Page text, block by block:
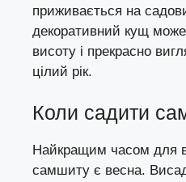
приживається на
декоративний кущ
висоту і прекрасно
цілий рік.
Коли садити
Найкращим часом для
самшиту є весна.